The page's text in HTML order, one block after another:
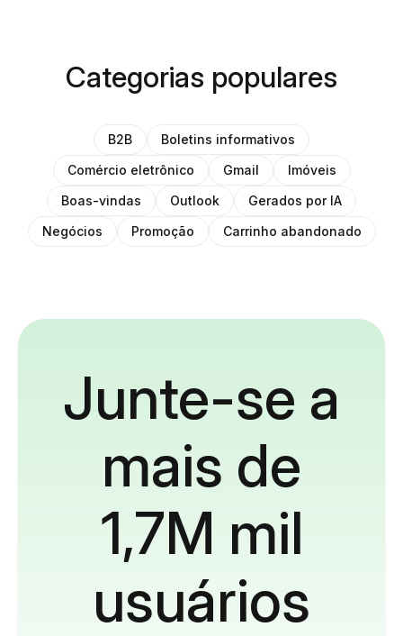
Categorias populares
B2B
Boletins informativos
Comércio eletrônico
Gmail
Imóveis
Boas-vindas
Outlook
Gerados por IA
Negócios
Promoção Carrinho abandonado
Junte-se a
mais de
1,7M mil
usuários